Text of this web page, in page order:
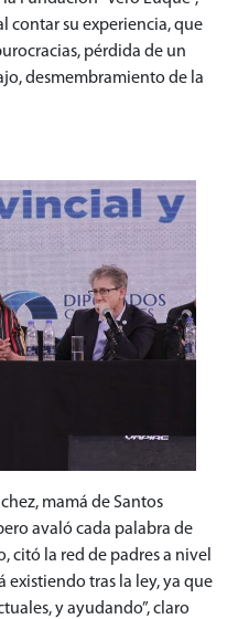
contar su experiencia, que
pérdida de un
desmembramiento de la
mamá de Santos
avaló cada palabra de
citó la red de padres a nivel
tras la ley, ya que
y ayudando”, claro